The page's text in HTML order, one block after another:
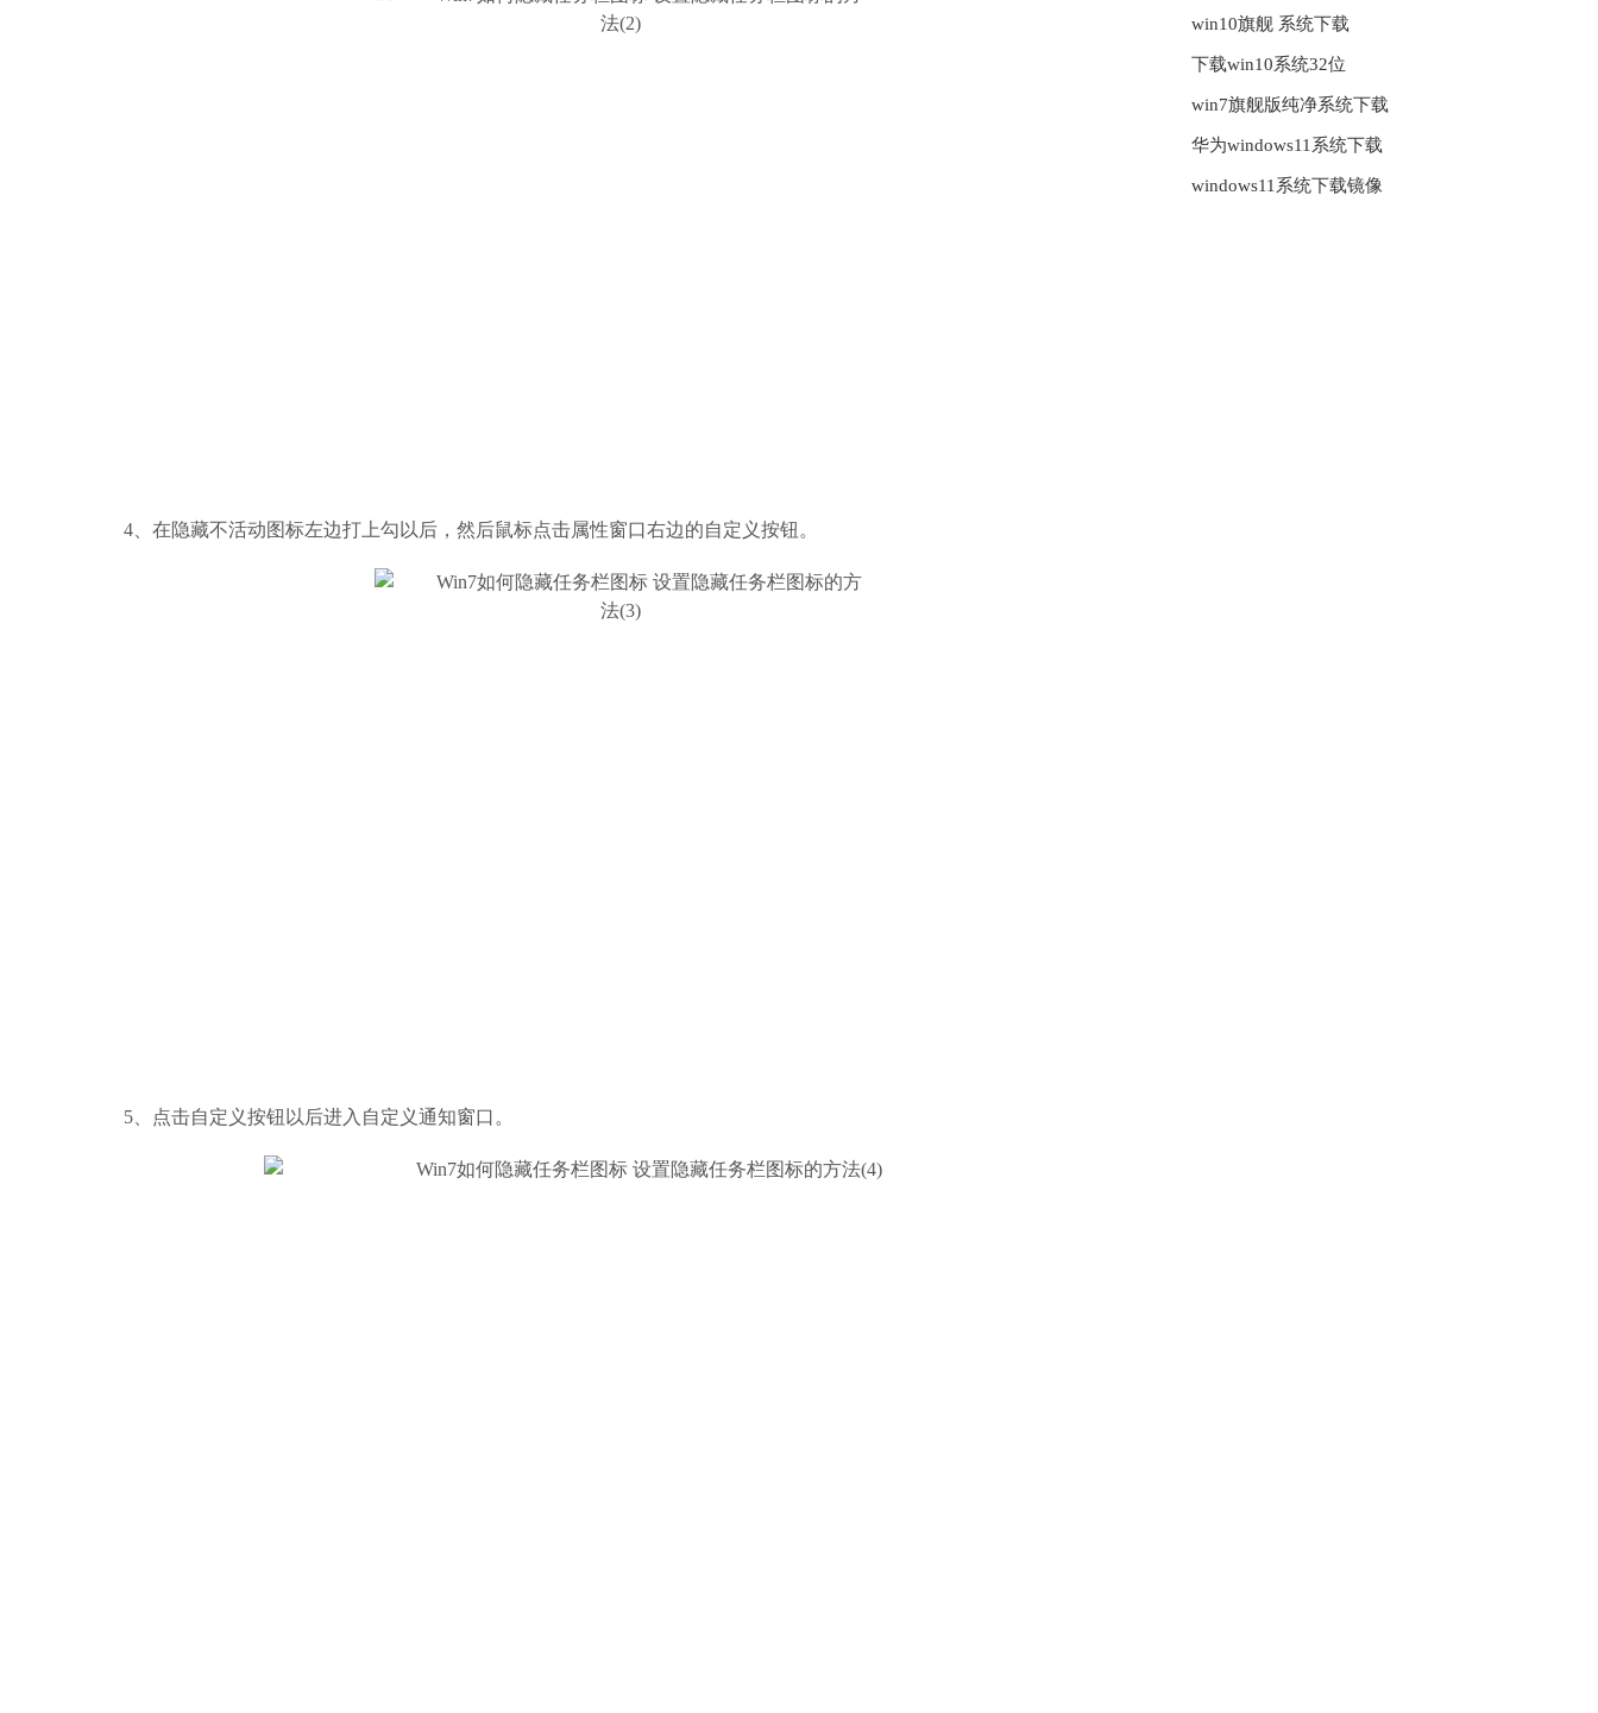
4、在隐藏不活动图标左边打上勾以后，然后鼠标点击属性窗口右边的自定义按钮。
5、点击自定义按钮以后进入自定义通知窗口。
win10旗舰 系统下载
下载win10系统32位
win7旗舰版纯净系统下载
华为windows11系统下载
windows11系统下载镜像